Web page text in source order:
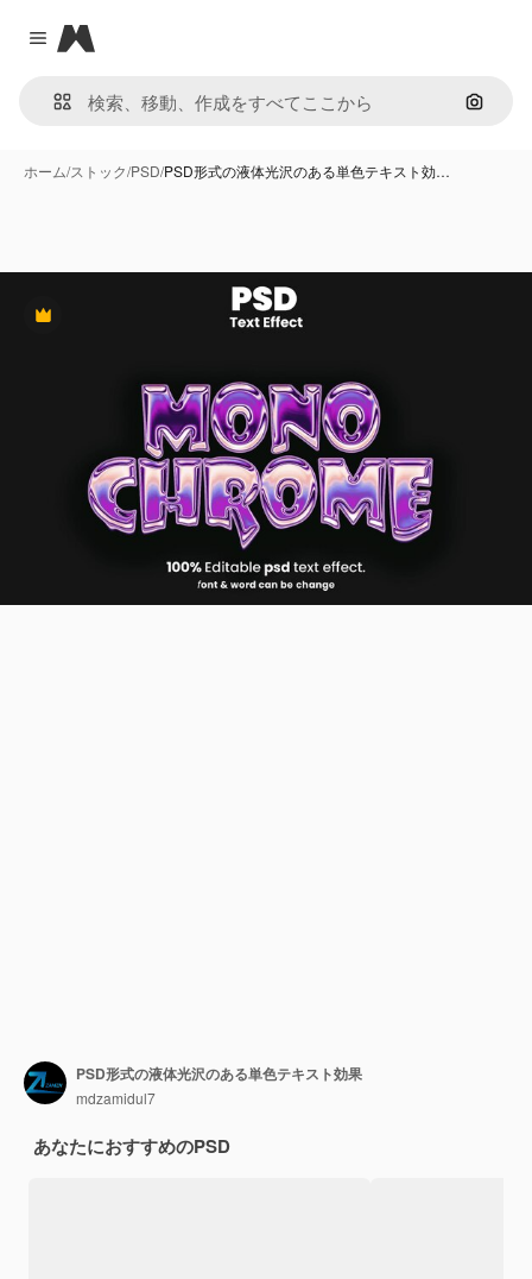
Close menu
Magnific
画像で
ホーム/ストック/PSD/PSD形式の液体光沢のある単色テキスト効…
Premium
PSD形式の液体光沢のある単色テキスト効果
mdzamidul7
あなたにおすすめのPSD